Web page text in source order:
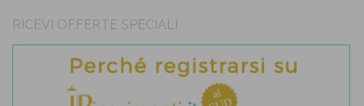
RICEVI OFFERTE SPECIALI